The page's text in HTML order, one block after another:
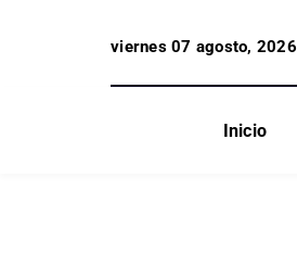
viernes 07 agosto, 2026
Inicio